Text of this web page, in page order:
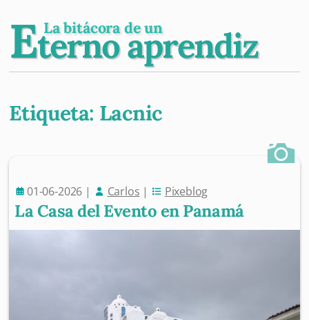
Eterno aprendiz
La bitácora de un
Etiqueta: Lacnic
01-06-2026 | Carlos | Pixeblog
La Casa del Evento en Panamá